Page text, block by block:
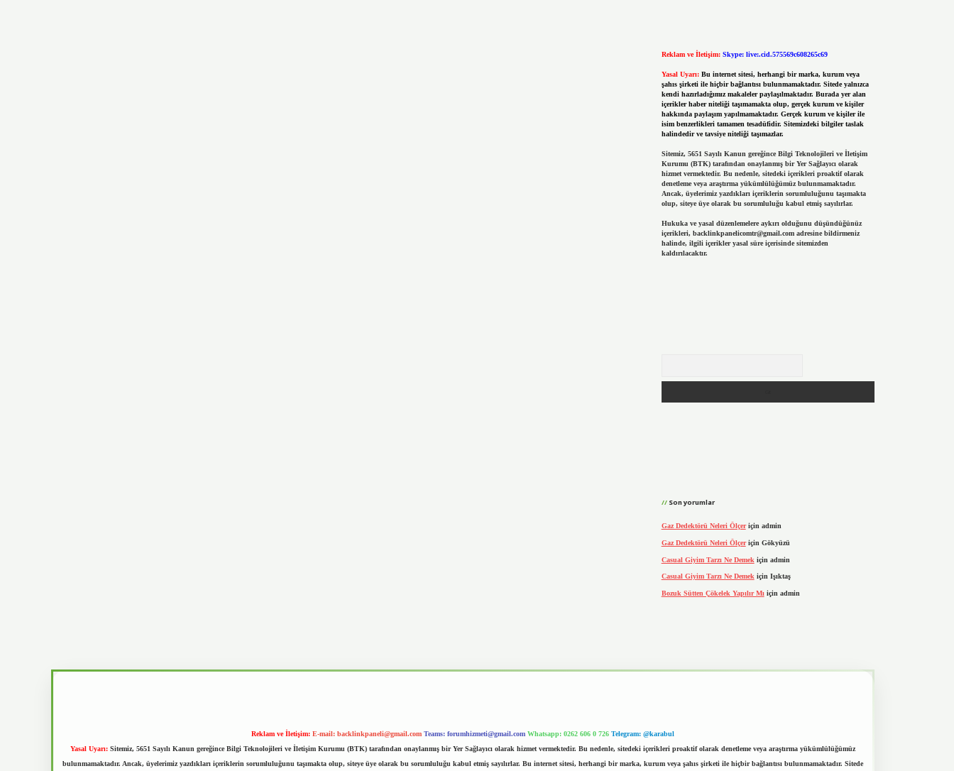
Reklam ve İletişim: Skype: live:.cid.575569c608265c69
Yasal Uyarı: Bu internet sitesi, herhangi bir marka, kurum veya
şahıs şirketi ile hiçbir bağlantısı bulunmamaktadır. Sitede yalnızca
kendi hazırladığımız makaleler paylaşılmaktadır. Burada yer alan
içerikler haber niteliği taşımamakta olup, gerçek kurum ve kişiler
hakkında paylaşım yapılmamaktadır. Gerçek kurum ve kişiler ile
isim benzerlikleri tamamen tesadüfidir. Sitemizdeki bilgiler taslak
halindedir ve tavsiye niteliği taşımazlar.
Sitemiz, 5651 Sayılı Kanun gereğince Bilgi Teknolojileri ve İletişim
Kurumu (BTK) tarafından onaylanmış bir Yer Sağlayıcı olarak
hizmet vermektedir. Bu nedenle, sitedeki içerikleri proaktif olarak
denetleme veya araştırma yükümlülüğümüz bulunmamaktadır.
Ancak, üyelerimiz yazdıkları içeriklerin sorumluluğunu taşımakta
olup, siteye üye olarak bu sorumluluğu kabul etmiş sayılırlar.
Hukuka ve yasal düzenlemelere aykırı olduğunu düşündüğünüz
içerikleri, backlinkpanelicomtr@gmail.comadresine bildirmeniz
halinde, ilgili içerikler yasal süre içerisinde sitemizden
kaldırılacaktır.
Son yorumlar
Gaz Dedektörü Neleri Ölçeriçin admin
Gaz Dedektörü Neleri Ölçeriçin Gökyüzü
Casual Giyim Tarzı Ne Demek için admin
Casual Giyim Tarzı Ne Demek için Işıktaş
Bozuk Sütten Çökelek Yapılır Mı için admin
Reklam ve İletişim: E-mail: backlinkpaneli@gmail.com Teams: forumhizmeti@gmail.com Whatsapp: 0262 606 0 726 Telegram: @karabul
Yasal Uyarı: Sitemiz, 5651 Sayılı Kanun gereğince Bilgi Teknolojileri ve İletişim Kurumu (BTK) tarafından onaylanmış bir Yer Sağlayıcı olarak hizmet vermektedir. Bu nedenle, sitedeki içerikleri proaktif olarak denetleme veya araştırma yükümlülüğümüz
bulunmamaktadır. Ancak, üyelerimiz yazdıkları içeriklerin sorumluluğunu taşımakta olup, siteye üye olarak bu sorumluluğu kabul etmiş sayılırlar. Bu internet sitesi, herhangi bir marka, kurum veya şahıs şirketi ile hiçbir bağlantısı bulunmamaktadır. Sitede